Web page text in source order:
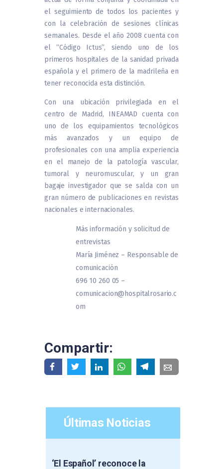
el seguimiento de todos los pacientes y
con la celebración de sesiones clínicas
semanales. Desde el año 2008 cuenta con
el “Código Ictus”, siendo uno de los
primeros hospitales de la sanidad privada
española y el primero de la madrileña en
tener reconocida esta distinción.
Con una ubicación privilegiada en el
centro de Madrid, INEAMAD cuenta con
uno de los equipamientos tecnológicos
más avanzados y un equipo de
profesionales con una amplia experiencia
en el manejo de la patología vascular,
tumoral y neuromuscular, y un gran
bagaje investigador que se salda con un
gran número de publicaciones en revistas
nacionales e internacionales.
Más información y solicitud de
entrevistas
María Jiménez – Responsable de
comunicación
696 10 260 05 –
comunicacion@hospitalrosario.c
om
Compartir:
Últimas Noticias
‘El Español’ reconoce la